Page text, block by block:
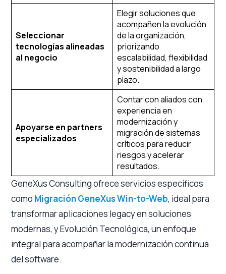
Seleccionar
tecnologías alineadas
al negocio
Elegir soluciones que
acompañen la evolución
de la organización,
priorizando
escalabilidad, flexibilidad
y sostenibilidad a largo
plazo.
Apoyarse en partners
especializados
Contar con aliados con
experiencia en
modernización y
migración de sistemas
críticos para reducir
riesgos y acelerar
resultados.
GeneXus Consulting ofrece servicios específicos
como Migración GeneXus Win-to-Web, ideal para
transformar aplicaciones legacy en soluciones
modernas, y Evolución Tecnológica, un enfoque
integral para acompañar la modernización continua
del software.